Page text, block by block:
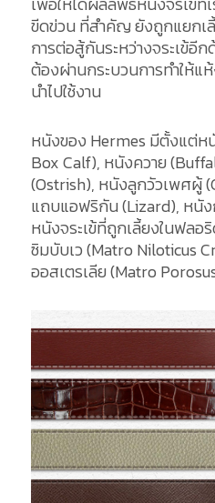
ขีดข่วน ที่สำคัญ ยังถูกแยกเ
การต่อสู้กันระหว่างจระเข้อี
ต้องผ่านกระบวนการทำให้แ
นำไปใช้งาน
หนังของ Hermes มีตั้งแต่ห
Box Calf), หนังควาย
(Ostrish), หนังลูกวัวเพศผู้
แถบแอฟริกัน (Lizard), หนัง
หนังจระเข้ที่ถูกเลี้ยงในฟลอ
ซิมบับเว (Matro Niloticus
ออสเตรเลีย (Matro